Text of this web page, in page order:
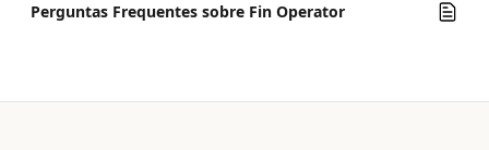
Perguntas Frequentes sobre Fin Operator